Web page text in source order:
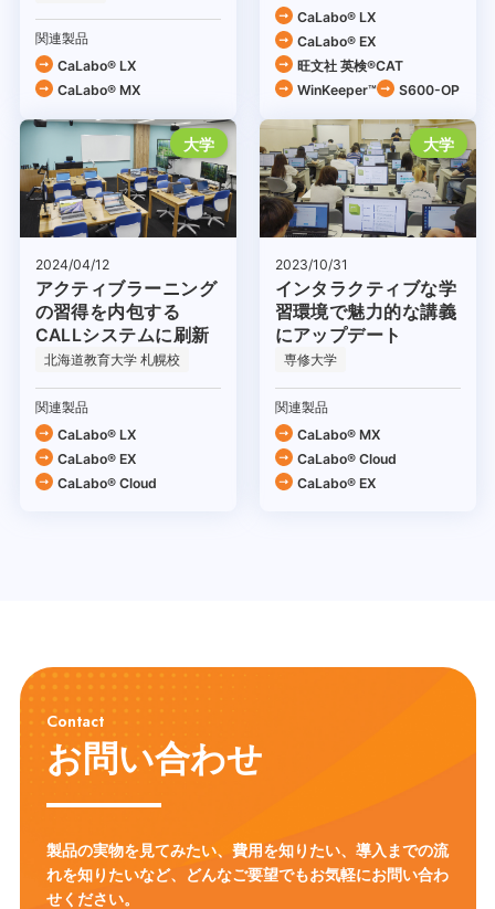
関連製品
CaLabo® LX
CaLabo® MX
CaLabo® LX
CaLabo® EX
旺文社 英検®CAT
WinKeeper™
S600-OP
大学
2024/04/12
アクティブラーニング
の習得を内包する
CALLシステムに刷新
北海道教育大学 札幌校
関連製品
CaLabo® LX
CaLabo® EX
CaLabo®︎ Cloud
大学
2023/10/31
インタラクティブな学
習環境で魅力的な講義
にアップデート
専修大学
関連製品
CaLabo® MX
CaLabo®︎ Cloud
CaLabo® EX
Contact
お問い合わせ
製品の実物を見てみたい、費用を知りたい、導入までの流
れを知りたいなど、
どんなご要望でもお気軽にお問い合わ
せください。